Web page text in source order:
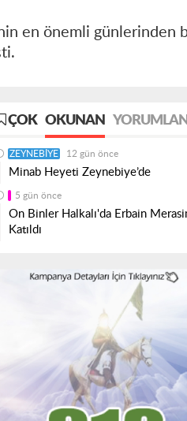
en önemli günlerinden
ÇOK OKUNAN
ZEYNEBIYE 12 gün önce
Minab Heyeti Zeynebiye’de
5 gün önce
On Binler Halkalı'da Erbain
Katıldı